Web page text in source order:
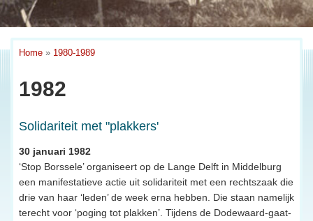
Home » 1980-1989
1982
Solidariteit met "plakkers'
30 januari 1982
‘Stop Borssele’ organiseert op de Lange Delft in Middelburg
een manifestatieve actie uit solidariteit met een rechtszaak die
drie van haar ‘leden’ de week erna hebben. Die staan namelijk
terecht voor ‘poging tot plakken’. Tijdens de Dodewaard-gaat-